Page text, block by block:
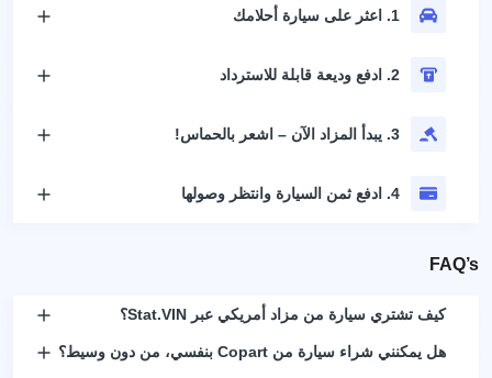
1. اعثر على سيارة أحلامك
2. ادفع وديعة قابلة للاسترداد
3. يبدأ المزاد الآن – اشعر بالحماس!
4. ادفع ثمن السيارة وانتظر وصولها
FAQ’s
كيف تشتري سيارة من مزاد أمريكي عبر Stat.VIN؟
هل يمكنني شراء سيارة من Copart بنفسي، من دون وسيط؟